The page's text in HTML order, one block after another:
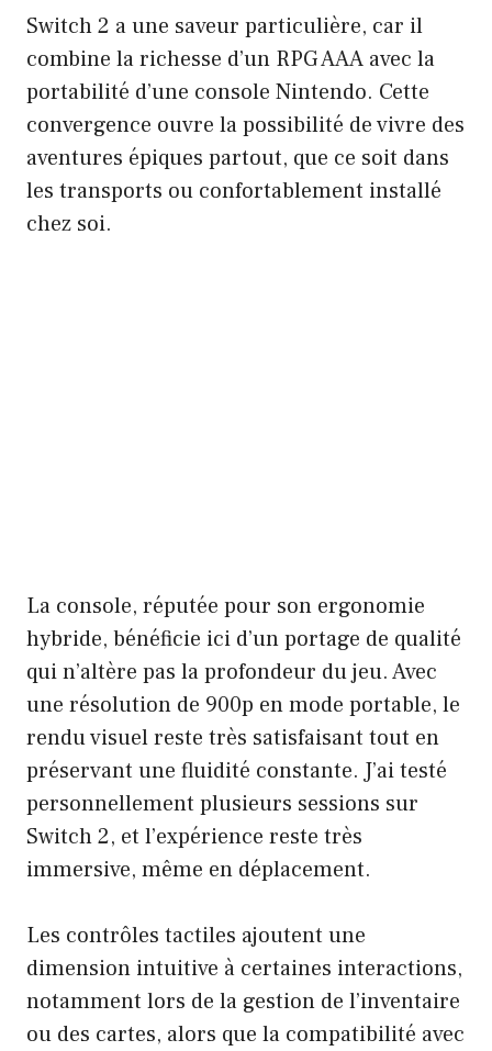
Switch 2 a une saveur particulière, car il
combine la richesse d’un RPG AAA avec la
portabilité d’une console Nintendo. Cette
convergence ouvre la possibilité de vivre des
aventures épiques partout, que ce soit dans
les transports ou confortablement installé
chez soi.
La console, réputée pour son ergonomie
hybride, bénéficie ici d’un portage de qualité
qui n’altère pas la profondeur du jeu. Avec
une résolution de 900p en mode portable, le
rendu visuel reste très satisfaisant tout en
préservant une fluidité constante. J’ai testé
personnellement plusieurs sessions sur
Switch 2, et l’expérience reste très
immersive, même en déplacement.
Les contrôles tactiles ajoutent une
dimension intuitive à certaines interactions,
notamment lors de la gestion de l’inventaire
ou des cartes, alors que la compatibilité avec